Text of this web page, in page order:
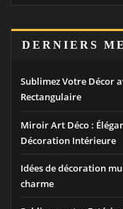
DERNIERS
Sublimez Votre Décor
Rectangulaire
Miroir Art Déco :
Décoration Intérieure
Idées de décoration
charme